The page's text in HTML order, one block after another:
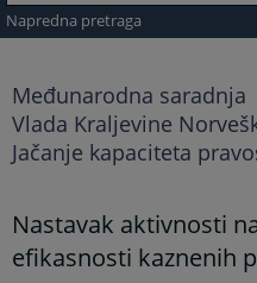
Napredna pretraga
Međunarodna saradnja
Vlada Kraljevine
Jačanje kapaciteta
Nastavak aktivnosti
efikasnosti kaznenih